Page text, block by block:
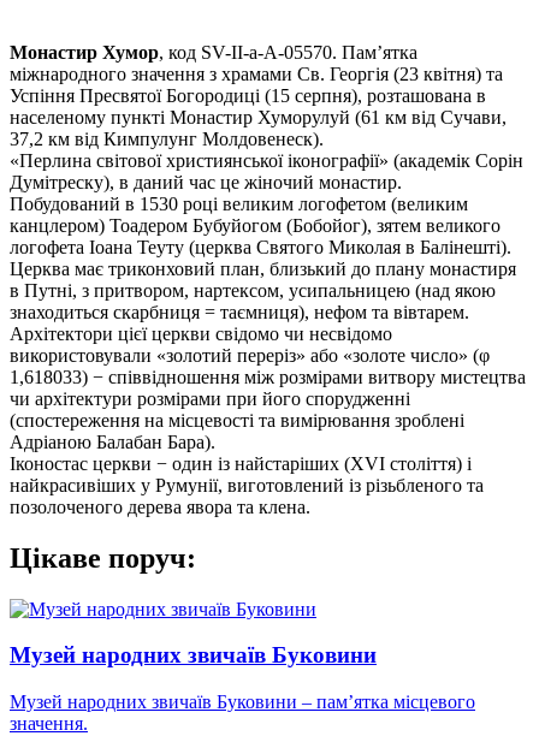
Монастир Хумор, код SV-II-a-A-05570. Пам’ятка
міжнародного значення з храмами Св. Георгія (23 квітня) та
Успіння Пресвятої Богородиці (15 серпня), розташована в
населеному пункті Монастир Хуморулуй (61 км від Сучави,
37,2 км від Кимпулунг Молдовенеск).
«Перлина світової християнської іконографії» (академік Сорін
Думітреску), в даний час це жіночий монастир.
Побудований в 1530 році великим логофетом (великим
канцлером) Тоадером Бубуйогом (Бобойог), зятем великого
логофета Іоана Теуту (церква Святого Миколая в Балінешті).
Церква має триконховий план, близький до плану монастиря
в Путні, з притвором, нартексом, усипальницею (над якою
знаходиться скарбниця = таємниця), нефом та вівтарем.
Архітектори цієї церкви свідомо чи несвідомо
використовували «золотий переріз» або «золоте число» (φ
1,618033) − співвідношення між розмірами витвору мистецтва
чи архітектури розмірами при його спорудженні
(спостереження на місцевості та вимірювання зроблені
Адріаною Балабан Бара).
Іконостас церкви − один із найстаріших (XVI століття) і
найкрасивіших у Румунії, виготовлений із різьбленого та
позолоченого дерева явора та клена.
Цікаве поруч:
Музей народних звичаїв Буковини
Музей народних звичаїв Буковини – пам’ятка місцевого
значення.